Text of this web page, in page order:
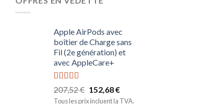
Apple AirPods avec
boîtier de Charge sans
Fil (2e génération) et
avec AppleCare+
Note5.00
sur 5
207,52€ 152,68€
Tous les prix incluent la TVA.